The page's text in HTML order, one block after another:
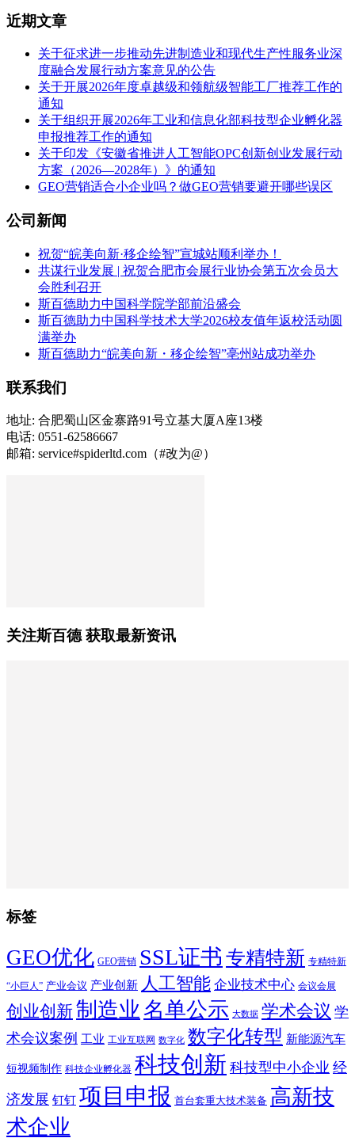
近期文章
关于征求进一步推动先进制造业和现代生产性服务业深
度融合发展行动方案意见的公告
关于开展2026年度卓越级和领航级智能工厂推荐工作的
通知
关于组织开展2026年工业和信息化部科技型企业孵化器
申报推荐工作的通知
关于印发《安徽省推进人工智能OPC创新创业发展行动
方案（2026—2028年）》的通知
GEO营销适合小企业吗？做GEO营销要避开哪些误区
公司新闻
祝贺“皖美向新·移企绘智”宣城站顺利举办！
共谋行业发展 | 祝贺合肥市会展行业协会第五次会员大
会胜利召开
斯百德助力中国科学院学部前沿盛会
斯百德助力中国科学技术大学2026校友值年返校活动圆
满举办
斯百德助力“皖美向新・移企绘智”亳州站成功举办
联系我们
地址: 合肥蜀山区金寨路91号立基大厦A座13楼
电话: 0551-62586667
邮箱: service#spiderltd.com（#改为@）
关注斯百德 获取最新资讯
标签
GEO优化 GEO营销 SSL证书 专精特新 专精特新
“小巨人” 产业会议 产业创新 人工智能 企业技术中心 会议会展
创业创新制造业 名单公示 大数据 学术会议 学
术会议案例 工业 工业互联网 数字化 数字化转型 新能源汽车
短视频制作 科技企业孵化器 科技创新 科技型中小企业 经
济发展 钉钉 项目申报 首台套重大技术装备 高新技
术企业